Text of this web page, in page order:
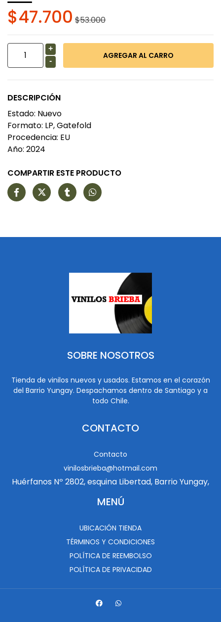
$47.700 $53.000
+
-
DESCRIPCIÓN
Estado: Nuevo
Formato: LP, Gatefold
Procedencia: EU
Año: 2024
COMPARTIR ESTE PRODUCTO
SOBRE NOSOTROS
Tienda de vinilos nuevos y usados. Estamos en el corazón
del Barrio Yungay. Despachamos dentro de Santiago y a
todo Chile.
CONTACTO
Contacto
vinilosbrieba@hotmail.com
Huérfanos Nº 2802, esquina Libertad, Barrio Yungay,
MENÚ
UBICACIÓN TIENDA
TÉRMINOS Y CONDICIONES
POLÍTICA DE REEMBOLSO
POLÍTICA DE PRIVACIDAD